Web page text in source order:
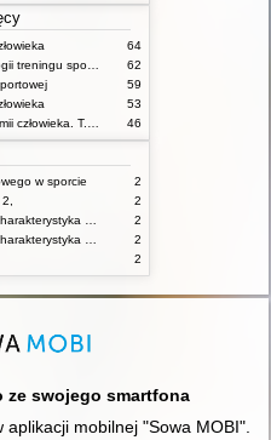
64
62
59
53
46
w sporcie
2
2
2
2
2
ze swojego smartfona
mobilnej "Sowa MOBI".